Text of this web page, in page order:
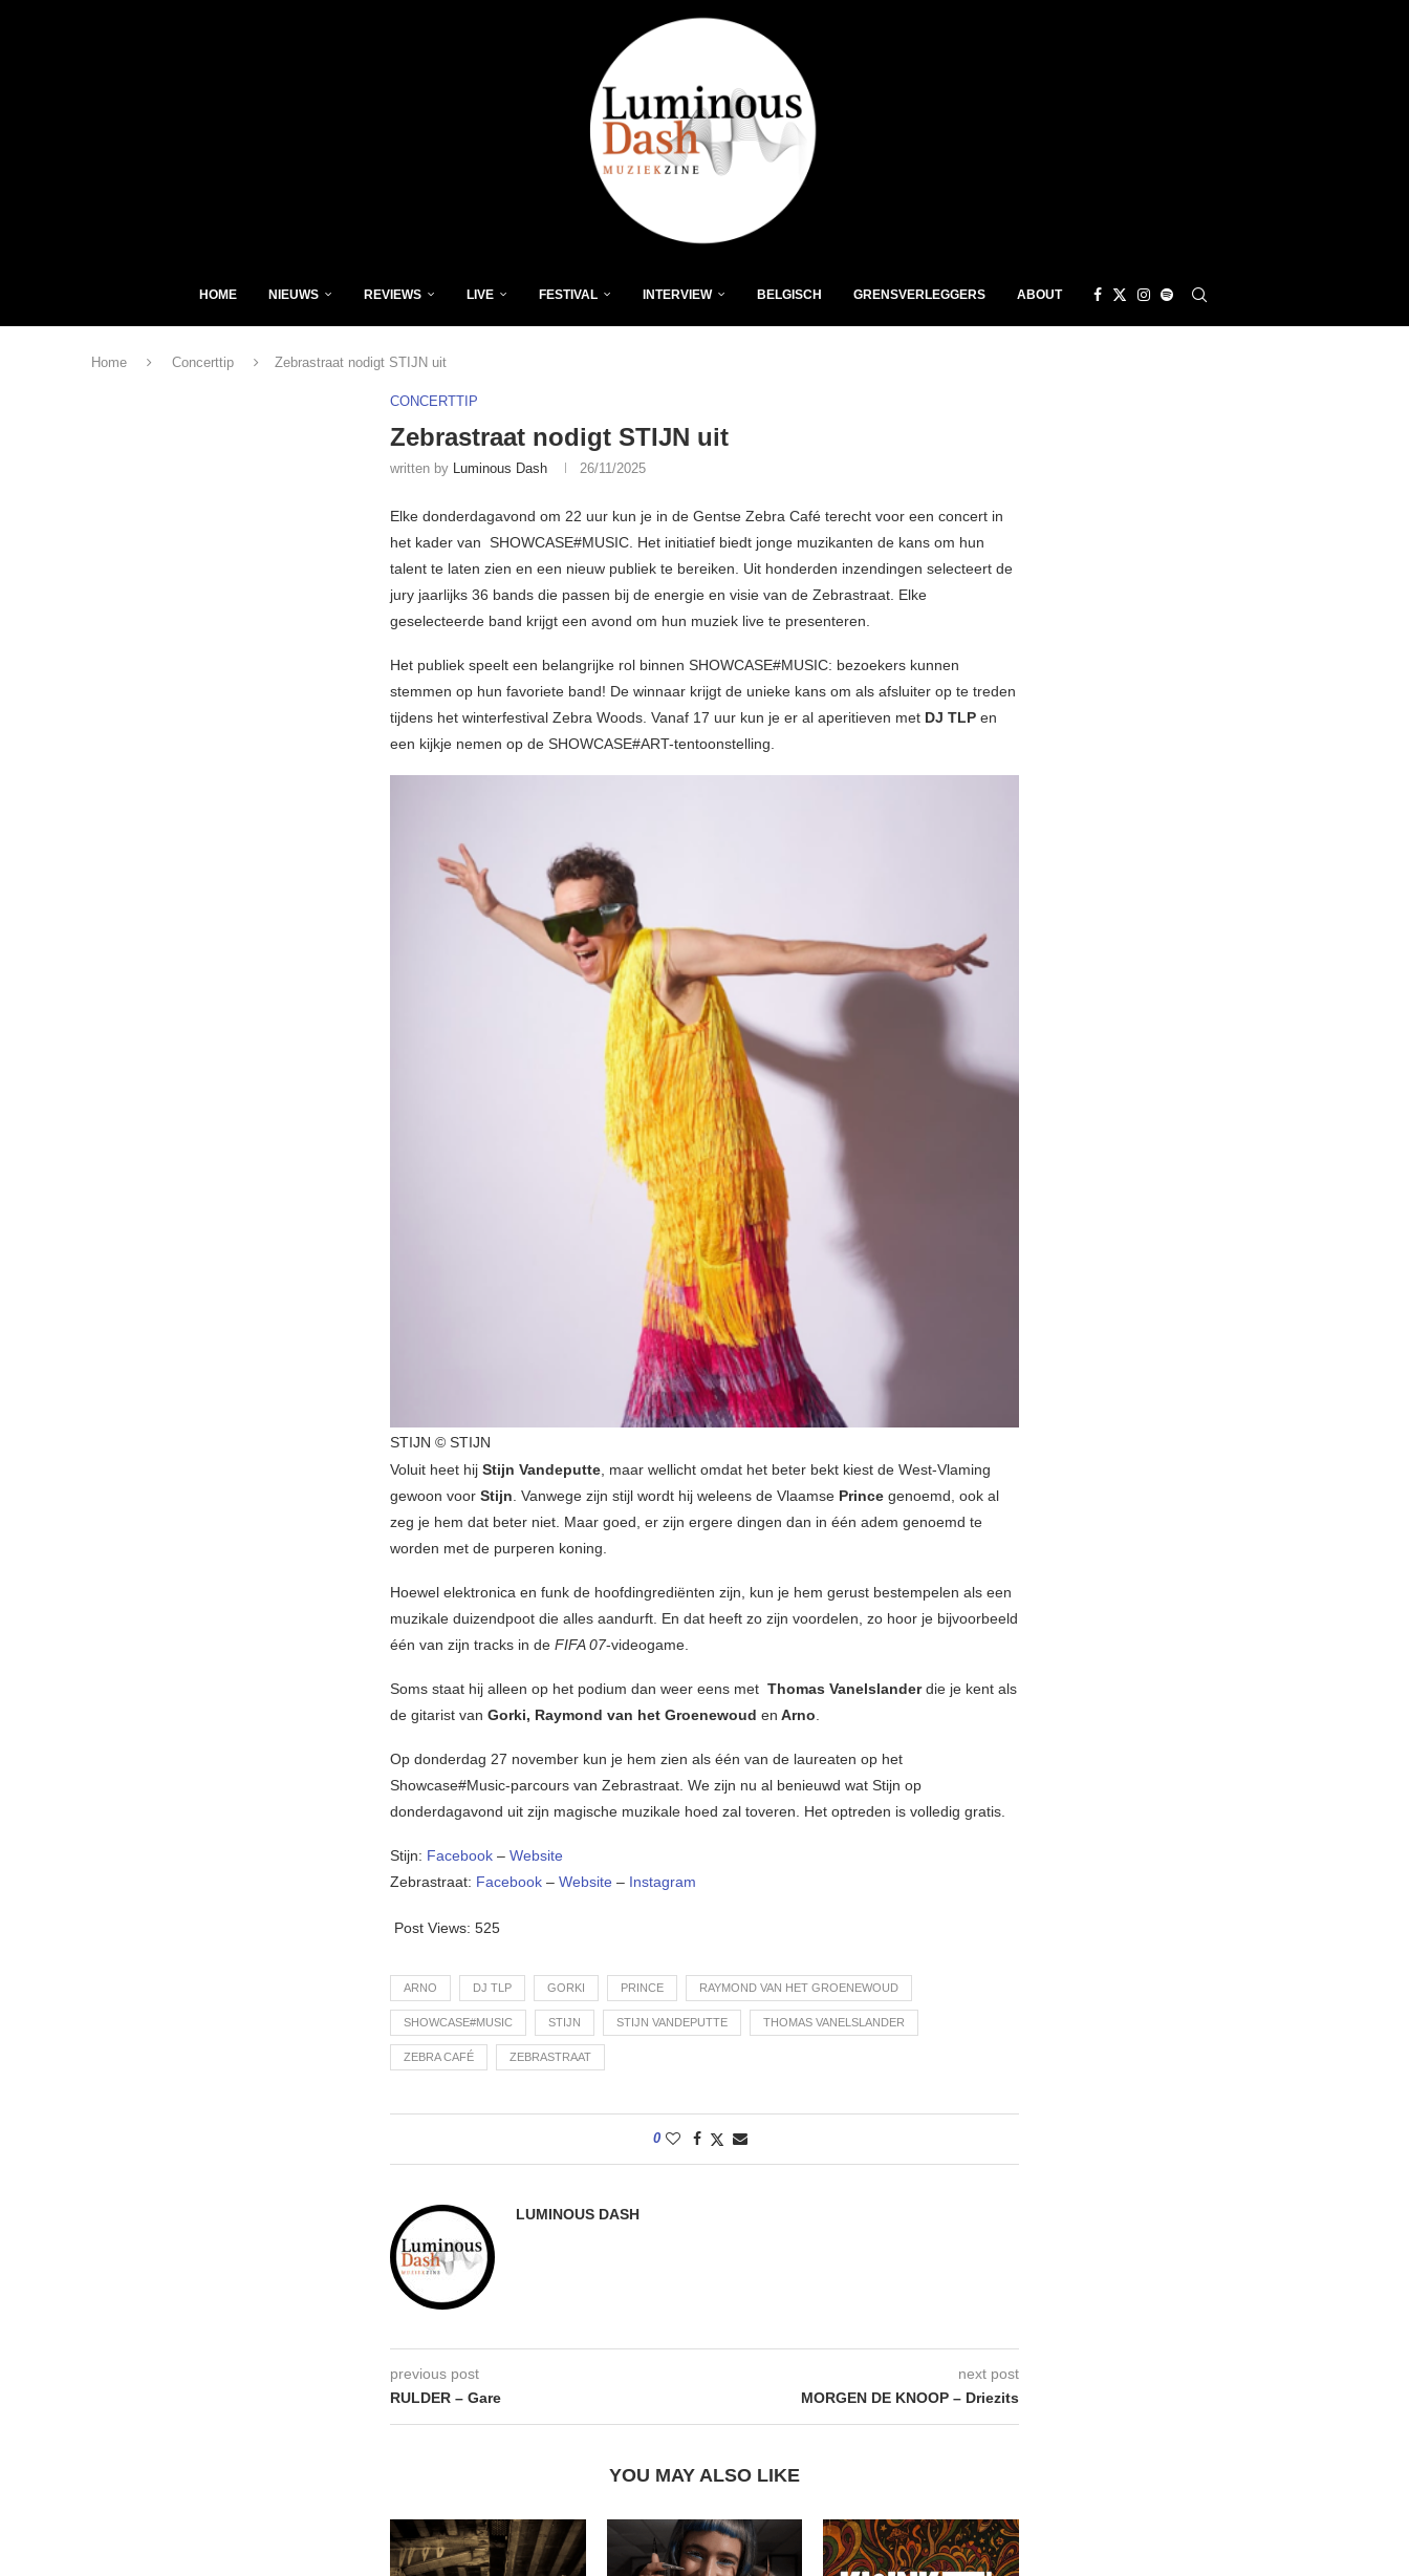
HOME NIEUWS REVIEWS LIVE FESTIVAL INTERVIEW BELGISCH GRENSVERLEGGERS ABOUT
Home Concerttip Zebrastraat nodigt STIJN uit
CONCERTTIP
Zebrastraat nodigt STIJN uit
written by Luminous Dash 26/11/2025
Elke donderdagavond om 22 uur kun je in de Gentse Zebra Café terecht voor een concert in
het kader van SHOWCASE#MUSIC. Het initiatief biedt jonge muzikanten de kans om hun
talent te laten zien en een nieuw publiek te bereiken. Uit honderden inzendingen selecteert de
jury jaarlijks 36 bands die passen bij de energie en visie van de Zebrastraat. Elke
geselecteerde band krijgt een avond om hun muziek live te presenteren.
Het publiek speelt een belangrijke rol binnen SHOWCASE#MUSIC: bezoekers kunnen
stemmen op hun favoriete band! De winnaar krijgt de unieke kans om als afsluiter op te treden
tijdens het winterfestival Zebra Woods. Vanaf 17 uur kun je er al aperitieven met DJ TLP en
een kijkje nemen op de SHOWCASE#ART-tentoonstelling.
STIJN © STIJN
Voluit heet hij Stijn Vandeputte , maar wellicht omdat het beter bekt kiest de West-Vlaming
gewoon voor Stijn . Vanwege zijn stijl wordt hij weleens de Vlaamse Prince genoemd, ook al
zeg je hem dat beter niet. Maar goed, er zijn ergere dingen dan in één adem genoemd te
worden met de purperen koning.
Hoewel elektronica en funk de hoofdingrediënten zijn, kun je hem gerust bestempelen als een
muzikale duizendpoot die alles aandurft. En dat heeft zo zijn voordelen, zo hoor je bijvoorbeeld
één van zijn tracks in de FIFA 07-videogame.
Soms staat hij alleen op het podium dan weer eens met Thomas Vanelslanderdie je kent als
de gitarist van Gorki, Raymond van het Groenewoud en Arno
Op donderdag 27 november kun je hem zien als één van de laureaten op het
Showcase#Music-parcours van Zebrastraat. We zijn nu al benieuwd wat Stijn op
donderdagavond uit zijn magische muzikale hoed zal toveren. Het optreden is volledig gratis.
Stijn: Facebook – Website
Zebrastraat: Facebook – Website – Instagram
Post Views: 525
ARNO DJ TLP GORKI PRINCE RAYMOND VAN HET GROENEWOUD
SHOWCASE#MUSIC STIJN STIJN VANDEPUTTE THOMAS VANELSLANDER
ZEBRA CAFÉ ZEBRASTRAAT
0
LUMINOUS DASH
previous post
RULDER – Gare
next post
MORGEN DE KNOOP – Driezits
YOU MAY ALSO LIKE